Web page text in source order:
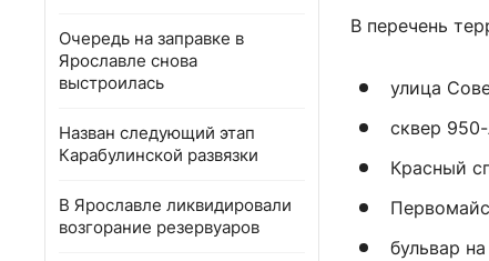
Очередь на заправке в
Ярославле снова
выстроилась
Назван следующий этап
Карабулинской развязки
В Ярославле ликвидировали
возгорание резервуаров
В перечень
улица
сквер
Красный
бульвар